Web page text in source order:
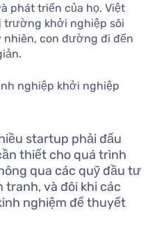
phát triển của họ. Việt
trường khởi nghiệp sôi
nhiên, con đường đi đến
nghiệp khởi nghiệp
startup phải đấu
thiết cho quá trình
qua các quỹ đầu tư
tranh, và đôi khi các
nghiệm để thuyết